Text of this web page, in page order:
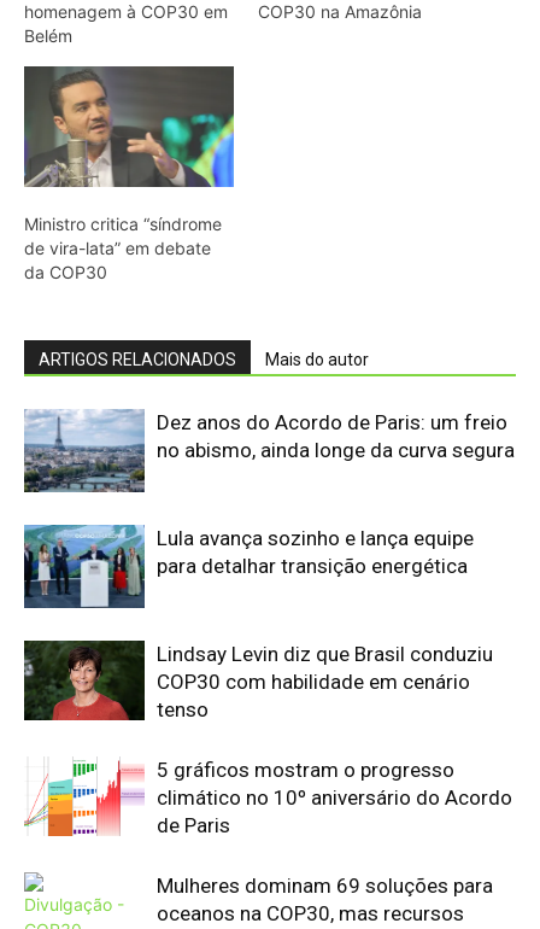
homenagem à COP30 em
Belém
COP30 na Amazônia
Ministro critica “síndrome
de vira-lata” em debate
da COP30
ARTIGOS RELACIONADOS Mais do autor
Dez anos do Acordo de Paris: um freio
no abismo, ainda longe da curva segura
Lula avança sozinho e lança equipe
para detalhar transição energética
Lindsay Levin diz que Brasil conduziu
COP30 com habilidade em cenário
tenso
5 gráficos mostram o progresso
climático no 10º aniversário do Acordo
de Paris
Mulheres dominam 69 soluções para
oceanos na COP30, mas recursos